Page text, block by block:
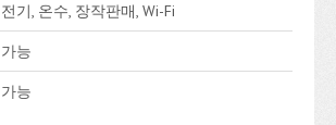
전기, 온수, 장작판매, Wi-Fi
가능
가능